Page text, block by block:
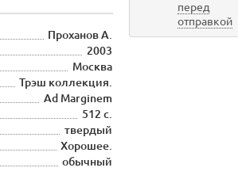
Проханов А.
2003
Москва
Трэш коллекция.
Ad Marginem
512 с.
твердый
Хорошее.
обычный
перед
отправкой